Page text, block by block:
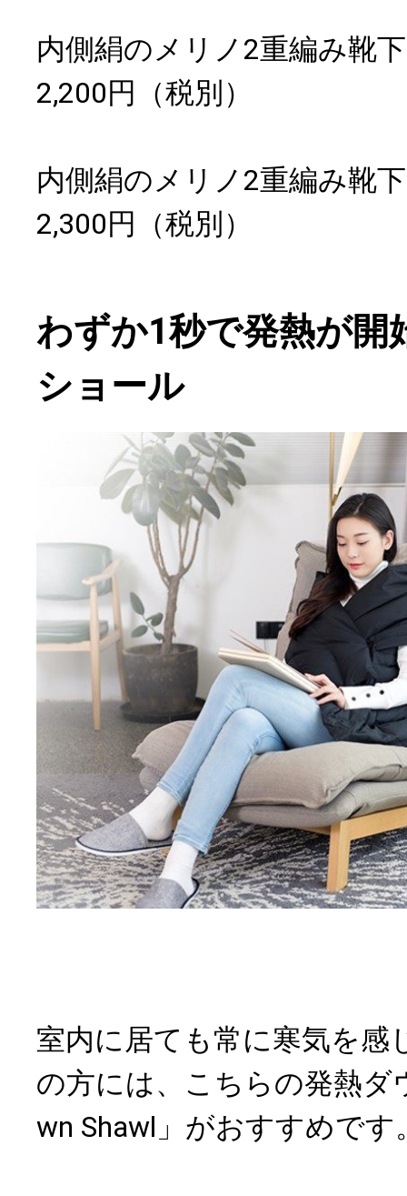
内側絹のメリノ2重編み靴下
2,200円（税別）
内側絹のメリノ2重編み靴
2,300円（税別）
わずか1秒で発熱が開
ショール
室内に居ても常に寒気を感
の方には、こちらの発熱ダ
wn Shawl」がおすすめです